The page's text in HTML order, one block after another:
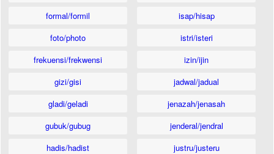
formal/formil
foto/photo
frekuensi/frekwensi
gizi/gisi
gladi/geladi
gubuk/gubug
hadis/hadist
isap/hisap
istri/isteri
izin/ijin
jadwal/jadual
jenazah/jenasah
jenderal/jendral
justru/justeru